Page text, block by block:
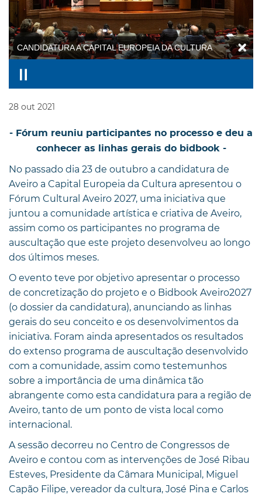
CANDIDATURA A CAPITAL EUROPEIA DA CULTURA
28 out 2021
- Fórum reuniu participantes no processo e deu a
conhecer as linhas gerais do bidbook -
No passado dia 23 de outubro a candidatura de
Aveiro a Capital Europeia da Cultura apresentou o
Fórum Cultural Aveiro 2027, uma iniciativa que
juntou a comunidade artística e criativa de Aveiro,
assim como os participantes no programa de
auscultação que este projeto desenvolveu ao longo
dos últimos meses.
O evento teve por objetivo apresentar o processo
de concretização do projeto e o Bidbook Aveiro2027
(o dossier da candidatura), anunciando as linhas
gerais do seu conceito e os desenvolvimentos da
iniciativa. Foram ainda apresentados os resultados
do extenso programa de auscultação desenvolvido
com a comunidade, assim como testemunhos
sobre a importância de uma dinâmica tão
abrangente como esta candidatura para a região de
Aveiro, tanto de um ponto de vista local como
internacional.
A sessão decorreu no Centro de Congressos de
Aveiro e contou com as intervenções de José Ribau
Esteves, Presidente da Câmara Municipal, Miguel
Capão Filipe, vereador da cultura, José Pina e Carlos